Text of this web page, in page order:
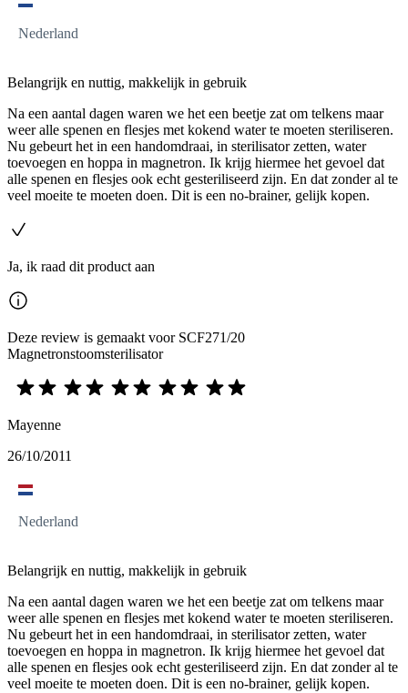
Nederland
Belangrijk en nuttig, makkelijk in gebruik
Na een aantal dagen waren we het een beetje zat om telkens maar
weer alle spenen en flesjes met kokend water te moeten steriliseren.
Nu gebeurt het in een handomdraai, in sterilisator zetten, water
toevoegen en hoppa in magnetron. Ik krijg hiermee het gevoel dat
alle spenen en flesjes ook echt gesteriliseerd zijn. En dat zonder al te
veel moeite te moeten doen. Dit is een no-brainer, gelijk kopen.
Ja, ik raad dit product aan
Deze review is gemaakt voor SCF271/20
Magnetronstoomsterilisator
Mayenne
26/10/2011
Nederland
Belangrijk en nuttig, makkelijk in gebruik
Na een aantal dagen waren we het een beetje zat om telkens maar
weer alle spenen en flesjes met kokend water te moeten steriliseren.
Nu gebeurt het in een handomdraai, in sterilisator zetten, water
toevoegen en hoppa in magnetron. Ik krijg hiermee het gevoel dat
alle spenen en flesjes ook echt gesteriliseerd zijn. En dat zonder al te
veel moeite te moeten doen. Dit is een no-brainer, gelijk kopen.